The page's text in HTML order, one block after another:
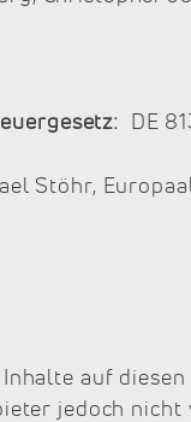
DE
Stöhr,
auf
jedoch